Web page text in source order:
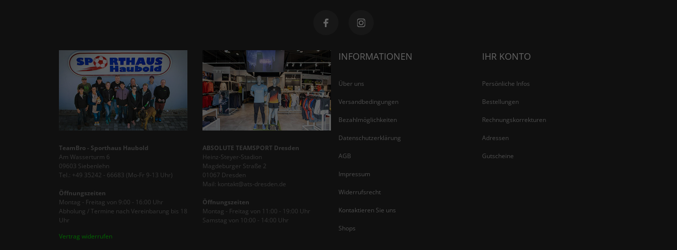
TeamBro - Sporthaus Haubold
Am Wasserturm 6
09603 Siebenlehn
Tel.: +49 35242 - 66683 (Mo-Fr 9-13 Uhr)
Öffnungszeiten
Montag - Freitag von 9:00 - 16:00 Uhr
Abholung / Termine nach Vereinbarung bis 18
Uhr
Vertrag widerrufen
ABSOLUTE TEAMSPORT Dresden
Heinz-Steyer-Stadion
Magdeburger Straße 2
01067 Dresden
Mail: kontakt@ats-dresden.de
Öffnungszeiten
Montag - Freitag von 11:00 - 19:00 Uhr
Samstag von 10:00 - 14:00 Uhr
INFORMATIONEN
Über uns
Versandbedingungen
Bezahlmöglichkeiten
Datenschutzerklärung
AGB
Impressum
Widerrufsrecht
Kontaktieren Sie uns
Shops
IHR KONTO
Persönliche Infos
Bestellungen
Rechnungskorrekturen
Adressen
Gutscheine